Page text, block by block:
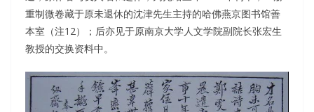
重制微卷藏于原未退休的沈津先生主持的哈佛燕京图书馆善
本室（注12）；后亦见于原南京大学人文学院副院长张宏生
教授的交换资料中。